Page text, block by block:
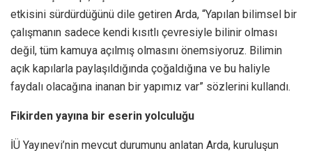
etkisini sürdürdüğünü dile getiren Arda, “Yapılan bilimsel bir
çalışmanın sadece kendi kısıtlı çevresiyle bilinir olması
değil, tüm kamuya açılmış olmasını önemsiyoruz. Bilimin
açık kapılarla paylaşıldığında çoğaldığına ve bu haliyle
faydalı olacağına inanan bir yapımız var” sözlerini kullandı.
Fikirden yayına bir eserin yolculuğu
İÜ Yayınevi’nin mevcut durumunu anlatan Arda, kuruluşun